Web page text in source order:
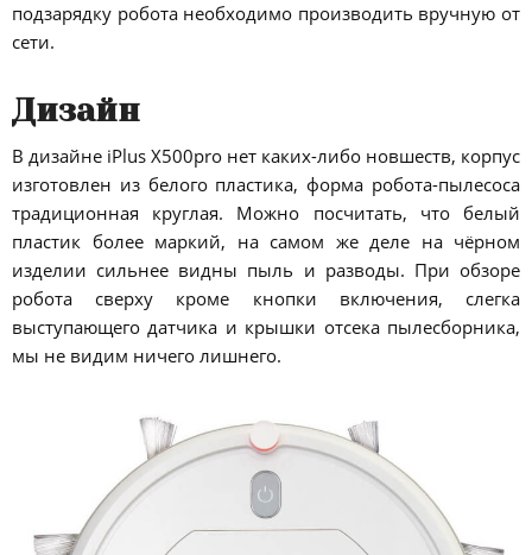
подзарядку робота необходимо производить вручную от
сети.
Дизайн
В дизайне iPlus X500pro нет каких-либо новшеств, корпус
изготовлен из белого пластика, форма робота-пылесоса
традиционная круглая. Можно посчитать, что белый
пластик более маркий, на самом же деле на чёрном
изделии сильнее видны пыль и разводы. При обзоре
робота сверху кроме кнопки включения, слегка
выступающего датчика и крышки отсека пылесборника,
мы не видим ничего лишнего.